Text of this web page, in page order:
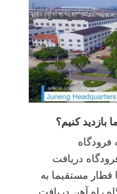
فرودگاه
دریافت
قطار مستقیما به